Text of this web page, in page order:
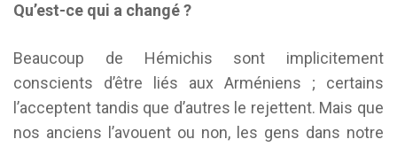
Qu’est-ce qui a changé ?
Beaucoup de Hémichis sont implicitement
conscients d’être liés aux Arméniens ; certains
l’acceptent tandis que d’autres le rejettent. Mais que
nos anciens l’avouent ou non, les gens dans notre